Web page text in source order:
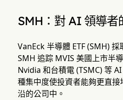
SMH：對 AI 領導者
VanEck 半導體 ETF (SMH)
SMH 追踪 MVIS 美國上市半
Nvidia 和台積電 (TSMC) 等
種集中度使投資者能夠更直
沿的公司中。